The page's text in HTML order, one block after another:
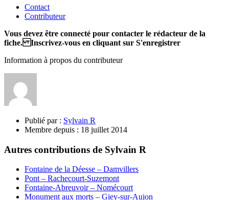
Contact
Contributeur
Vous devez être connecté pour contacter le rédacteur de la
fiche. Inscrivez-vous en cliquant sur S'enregistrer
Information à propos du contributeur
Publié par : Sylvain R
Membre depuis : 18 juillet 2014
Autres contributions de Sylvain R
Fontaine de la Déesse – Damvillers
Pont – Rachecourt-Suzemont
Fontaine-Abreuvoir – Nomécourt
Monument aux morts – Giey-sur-Aujon